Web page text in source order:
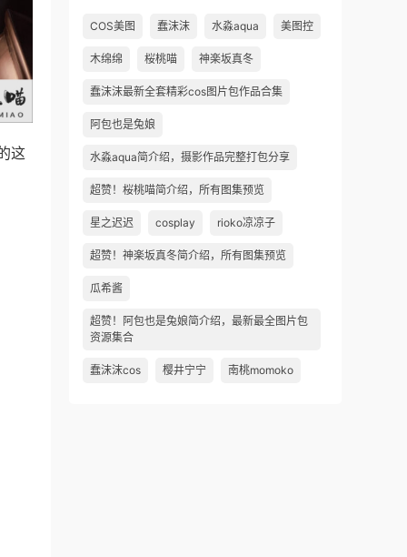
这
COS美图 蠢沫沫 水淼aqua 美图控
木绵绵 桜桃喵 神楽坂真冬
蠢沫沫最新全套精彩cos图片包作品合集
阿包也是兔娘
水淼aqua简介绍，摄影作品完整打包分享
超赞！桜桃喵简介绍，所有图集预览
星之迟迟 cosplay rioko凉凉子
超赞！神楽坂真冬简介绍，所有图集预览
瓜希酱
超赞！阿包也是兔娘简介绍，最新最全图片包
资源集合
蠢沫沫cos 樱井宁宁 南桃momoko